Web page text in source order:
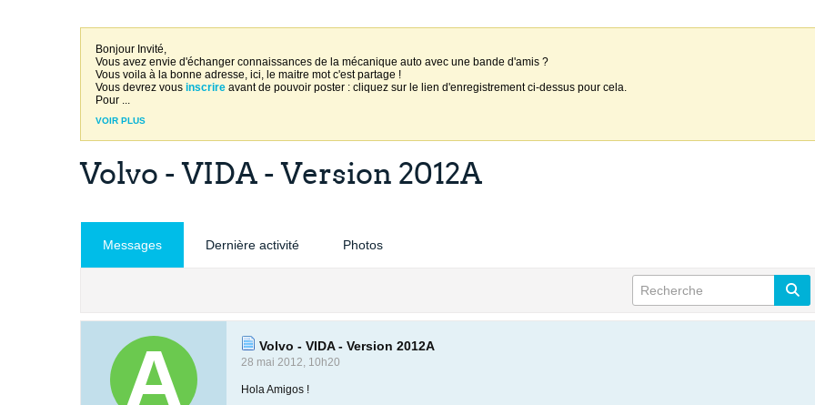
Bonjour Invité,
Vous avez envie d'échanger connaissances de la mécanique auto avec une bande d'amis ?
Vous voila à la bonne adresse, ici, le maitre mot c'est partage !
Vous devrez vous inscrire avant de pouvoir poster : cliquez sur le lien d'enregistrement ci-dessus pour cela.
Pour ...
VOIR PLUS
Volvo - VIDA - Version 2012A
Messages Dernière activité Photos
Volvo - VIDA - Version 2012A
28 mai 2012, 10h20
Hola Amigos !